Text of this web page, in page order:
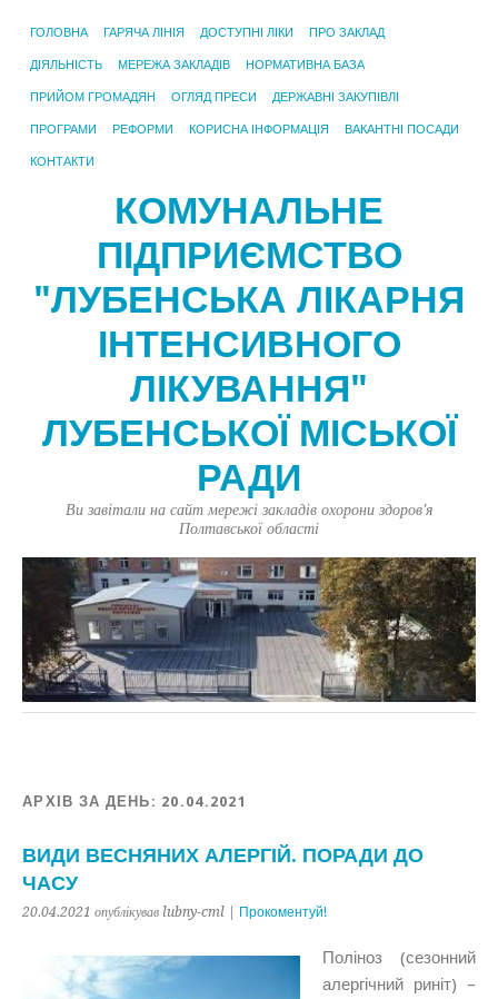
ГОЛОВНА ГАРЯЧА ЛІНІЯ ДОСТУПНІ ЛІКИ ПРО ЗАКЛАД
ДІЯЛЬНІСТЬ МЕРЕЖА ЗАКЛАДІВ НОРМАТИВНА БАЗА
ПРИЙОМ ГРОМАДЯН ОГЛЯД ПРЕСИ ДЕРЖАВНІ ЗАКУПІВЛІ
ПРОГРАМИ РЕФОРМИ КОРИСНА ІНФОРМАЦІЯ ВАКАНТНІ ПОСАДИ
КОНТАКТИ
КОМУНАЛЬНЕ
ПІДПРИЄМСТВО
"ЛУБЕНСЬКА ЛІКАРНЯ
ІНТЕНСИВНОГО
ЛІКУВАННЯ"
ЛУБЕНСЬКОЇ МІСЬКОЇ
РАДИ
Ви завітали на сайт мережі закладів охорони здоров'я
Полтавської області
АРХІВ ЗА ДЕНЬ: 20.04.2021
ВИДИ ВЕСНЯНИХ АЛЕРГІЙ. ПОРАДИ ДО
ЧАСУ
20.04.2021 опублікував lubny-cml | Прокоментуй!
Поліноз (сезонний
алергічний риніт) –